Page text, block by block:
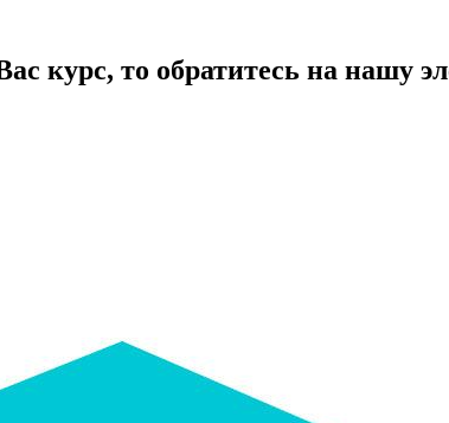
курс, то обратитесь на нашу